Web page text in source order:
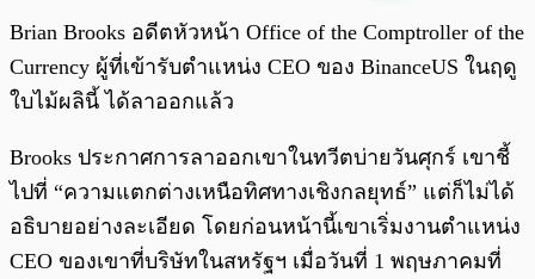
Brian Brooks อดีตหัวหน้า Office of the Comptroller of the
Currency ผู้ที่เข้ารับตำแหน่ง CEO ของ BinanceUS ในฤดู
ใบไม้ผลินี้ ได้ลาออกแล้ว
Brooks ประกาศการลาออกเขาในทวีตบ่ายวันศุกร์ เขาชี้
ไปที่ “ความแตกต่างเหนือทิศทางเชิงกลยุทธ์” แต่ก็ไม่ได้
อธิบายอย่างละเอียด โดยก่อนหน้านี้เขาเริ่มงานตำแหน่ง
CEO ของเขาที่บริษัทในสหรัฐฯ เมื่อวันที่ 1 พฤษภาคมที่